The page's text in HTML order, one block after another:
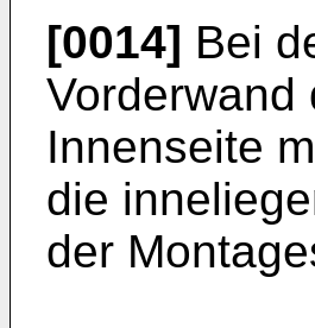
[0014] Bei
Vorderwand
Innenseite
die
der